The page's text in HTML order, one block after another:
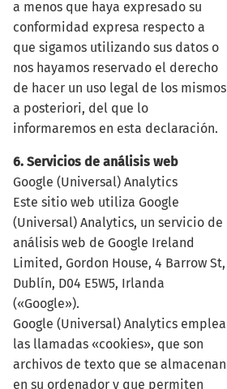
a menos que haya expresado su
conformidad expresa respecto a
que sigamos utilizando sus datos o
nos hayamos reservado el derecho
de hacer un uso legal de los mismos
a posteriori, del que lo
informaremos en esta declaración.
6. Servicios de análisis web
Google (Universal) Analytics
Este sitio web utiliza Google
(Universal) Analytics, un servicio de
análisis web de Google Ireland
Limited, Gordon House, 4 Barrow St,
Dublín, D04 E5W5, Irlanda
(«Google»).
Google (Universal) Analytics emplea
las llamadas «cookies», que son
archivos de texto que se almacenan
en su ordenador y que permiten